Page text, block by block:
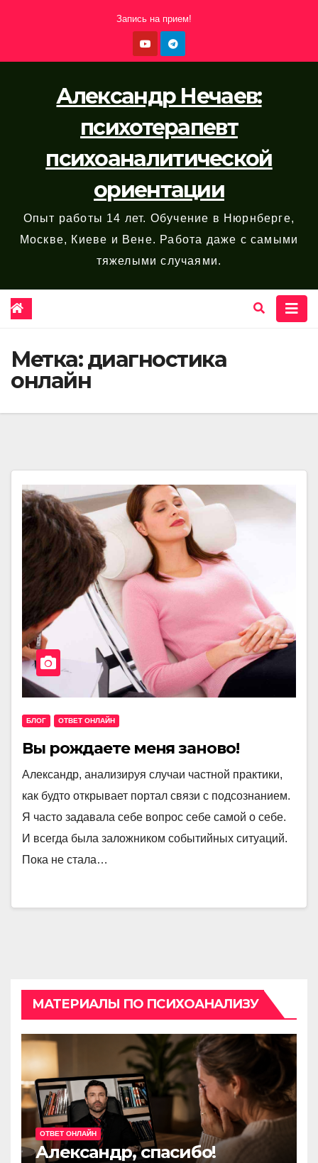
Запись на прием!
Александр Нечаев:
психотерапевт
психоаналитической
ориентации
Опыт работы 14 лет. Обучение в Нюрнберге,
Москве, Киеве и Вене. Работа даже с самыми
тяжелыми случаями.
Метка:диагностика
онлайн
БЛОГ ОТВЕТ ОНЛАЙН
Вы рождаете меня заново!
Александр, анализируя случаи частной практики,
как будто открывает портал связи с подсознанием.
Я часто задавала себе вопрос себе самой о себе.
И всегда была заложником событийных ситуаций.
Пока не стала…
МАТЕРИАЛЫ ПО ПСИХОАНАЛИЗУ
ОТВЕТ ОНЛАЙН
Александр, спасибо!